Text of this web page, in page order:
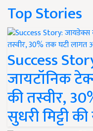
Top Stories
Success
जायटॉनिक
की तस्वीर,
सुधरी मिट्टी